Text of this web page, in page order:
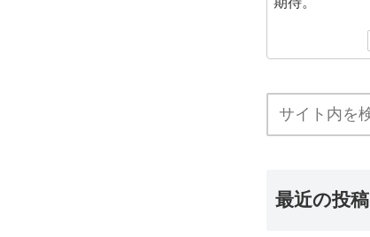
最近の投稿